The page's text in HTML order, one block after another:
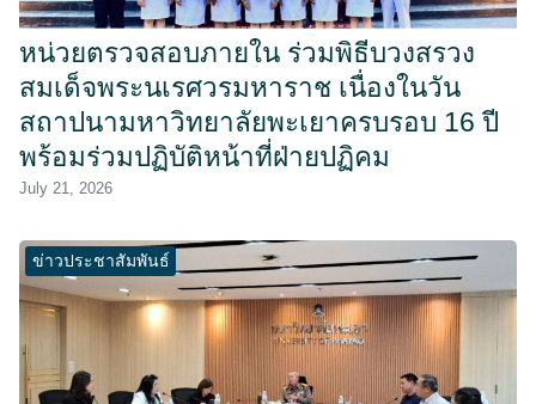
หน่วยตรวจสอบภายใน ร่วมพิธีบวงสรวง
สมเด็จพระนเรศวรมหาราช เนื่องในวัน
สถาปนามหาวิทยาลัยพะเยาครบรอบ 16 ปี
พร้อมร่วมปฏิบัติหน้าที่ฝ่ายปฏิคม
July 21, 2026
ข่าวประชาสัมพันธ์